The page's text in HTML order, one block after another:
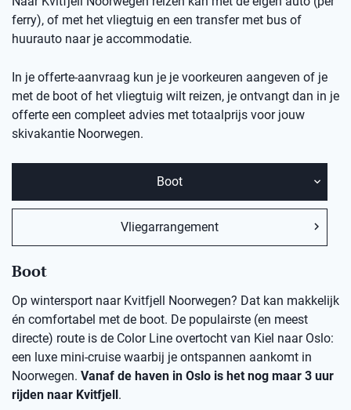
ferry), of met het vliegtuig en een transfer met bus of
huurauto naar je accommodatie.
In je offerte-aanvraag kun je je voorkeuren aangeven of je
met de boot of het vliegtuig wilt reizen, je ontvangt dan in je
offerte een compleet advies met totaalprijs voor jouw
skivakantie Noorwegen.
Boot
Vliegarrangement
Boot
Op wintersport naar Kvitfjell Noorwegen? Dat kan makkelijk
én comfortabel met de boot. De populairste (en meest
directe) route is de Color Line overtocht van Kiel naar Oslo:
een luxe mini-cruise waarbij je ontspannen aankomt in
Noorwegen. Vanaf de haven in Oslo is het nog maar 3 uur
rijden naar Kvitfjell.